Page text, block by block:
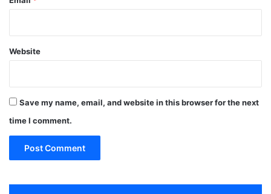
Website
Save my name, email, and website in this browser for the next
time I comment.